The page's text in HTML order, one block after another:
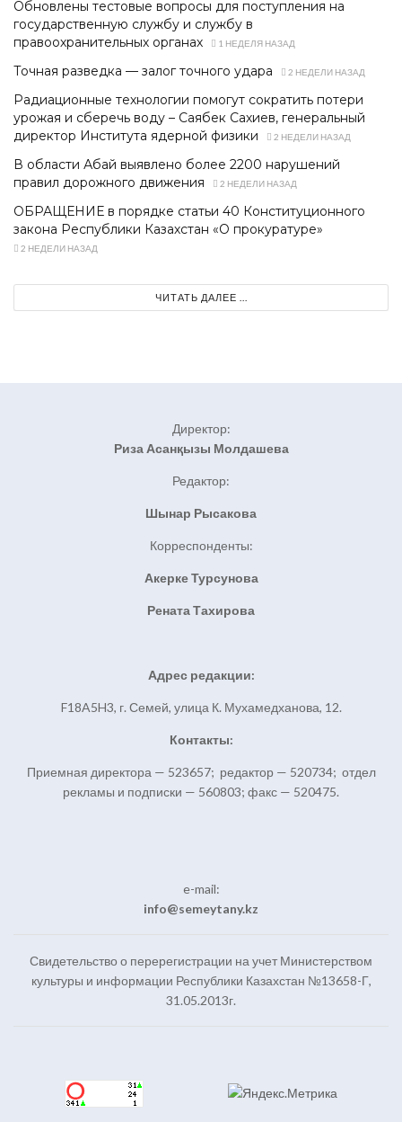
Обновлены тестовые вопросы для поступления на
государственную службу и службу в
правоохранительных органах
1 НЕДЕЛЯ НАЗАД
Точная разведка — залог точного удара 2 НЕДЕЛИ НАЗАД
Радиационные технологии помогут сократить потери
урожая и сберечь воду – Саябек Сахиев, генеральный
директор Института ядерной физики
2 НЕДЕЛИ НАЗАД
В области Абай выявлено более 2200 нарушений
правил дорожного движения
2 НЕДЕЛИ НАЗАД
ОБРАЩЕНИЕ в порядке статьи 40 Конституционного
закона Республики Казахстан «О прокуратуре»
2 НЕДЕЛИ НАЗАД
ЧИТАТЬ ДАЛЕЕ ...
Директор:
Риза Асанқызы Молдашева
Редактор:
Шынар Рысакова
Корреспонденты:
Акерке Турсунова
Рената Тахирова
Адрес редакции:
F18A5H3, г. Семей, улица К. Мухамедханова, 12.
Контакты:
Приемная директора — 523657; редактор — 520734; отдел
рекламы и подписки — 560803; факс — 520475.
e-mail:
info@semeytany.kz
Свидетельство о перерегистрации на учет Министерством
культуры и информации Республики Казахстан №13658-Г,
31.05.2013г.